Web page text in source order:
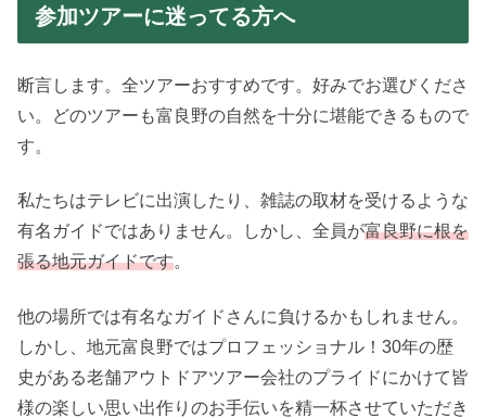
参加ツアーに迷ってる方へ
断言します。全ツアーおすすめです。好みでお選びくださ
い。どのツアーも富良野の自然を十分に堪能できるもので
す。
私たちはテレビに出演したり、雑誌の取材を受けるような
有名ガイドではありません。しかし、全員が富良野に根を
張る地元ガイドです。
他の場所では有名なガイドさんに負けるかもしれません。
しかし、地元富良野ではプロフェッショナル！30年の歴
史がある老舗アウトドアツアー会社のプライドにかけて皆
様の楽しい思い出作りのお手伝いを精一杯させていただき